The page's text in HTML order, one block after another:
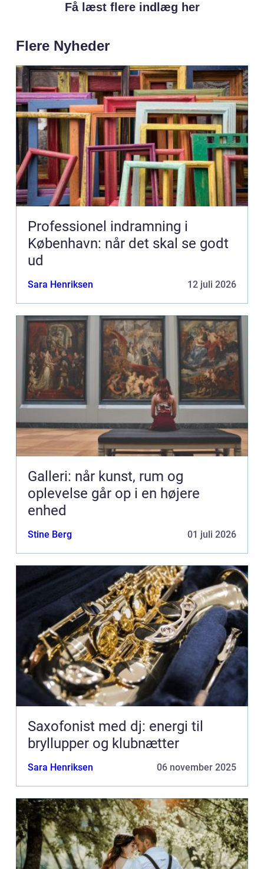
Få læst flere indlæg her
Flere Nyheder
Professionel indramning i
København: når det skal se godt
ud
Sara Henriksen 12 juli 2026
Galleri: når kunst, rum og
oplevelse går op i en højere
enhed
Stine Berg 01 juli 2026
Saxofonist med dj: energi til
bryllupper og klubnætter
Sara Henriksen 06 november 2025